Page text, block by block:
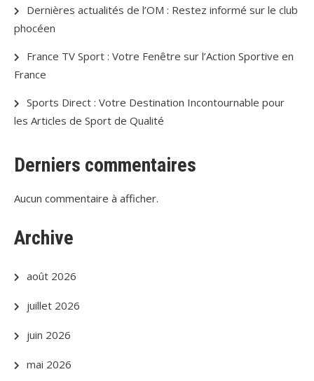
Dernières actualités de l’OM : Restez informé sur le club
phocéen
France TV Sport : Votre Fenêtre sur l’Action Sportive en
France
Sports Direct : Votre Destination Incontournable pour
les Articles de Sport de Qualité
Derniers commentaires
Aucun commentaire à afficher.
Archive
août 2026
juillet 2026
juin 2026
mai 2026